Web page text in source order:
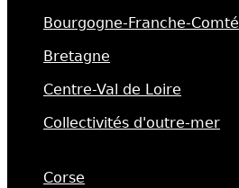
Bourgogne-Franche-Comté
Bretagne
Centre-Val de Loire
Collectivités d'outre-mer
Corse